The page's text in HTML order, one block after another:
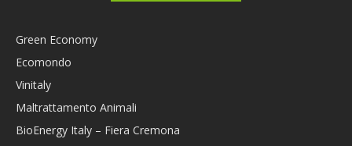
Green Economy
Ecomondo
Vinitaly
Maltrattamento Animali
BioEnergy Italy – Fiera Cremona